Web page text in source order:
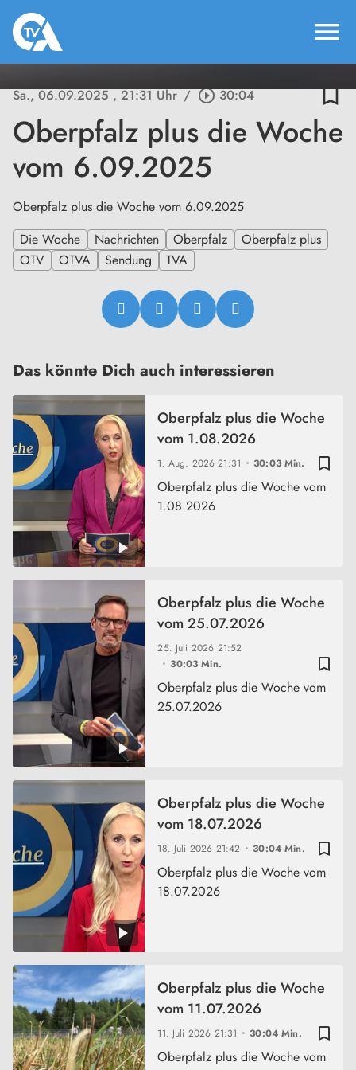
menu
Sa., 06.09.2025, 21:31 Uhr / play_circle_outline30:04 bookmark_border
Oberpfalz plus die Woche
vom 6.09.2025
Oberpfalz plus die Woche vom 6.09.2025
Die Woche
Nachrichten Oberpfalz
Oberpfalz plus
OTV
OTVA Sendung TVA
Das könnte Dich auch interessieren
bookmark_border
1. Aug. 202621:31 30:03 Min.
Oberpfalz plus die Woche
vom 1.08.2026
Oberpfalz plus die Woche vom
1.08.2026
bookmark_border
25. Juli 2026 21:52
30:03 Min.
Oberpfalz plus die Woche
vom 25.07.2026
Oberpfalz plus die Woche vom
25.07.2026
bookmark_border
18. Juli 2026 21:42 30:04 Min.
Oberpfalz plus die Woche
vom 18.07.2026
Oberpfalz plus die Woche vom
18.07.2026
bookmark_border
11. Juli 2026 21:31 30:04 Min.
Oberpfalz plus die Woche
vom 11.07.2026
Oberpfalz plus die Woche vom